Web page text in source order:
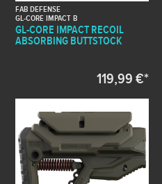
FAB DEFENSE
GL-CORE IMPACT B
GL-CORE IMPACT RECOIL
ABSORBING BUTTSTOCK
119,99 €*